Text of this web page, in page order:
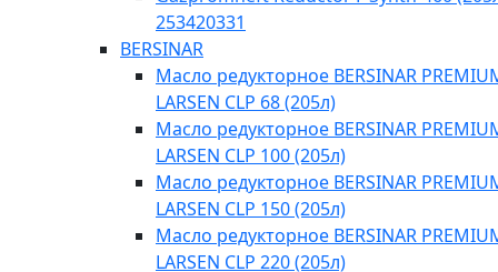
253420331
BERSINAR
Масло редукторное BERSINAR
LARSEN CLP 68 (205л)
Масло редукторное BERSINAR
LARSEN CLP 100 (205л)
Масло редукторное BERSINAR
LARSEN CLP 150 (205л)
Масло редукторное BERSINAR
LARSEN CLP 220 (205л)